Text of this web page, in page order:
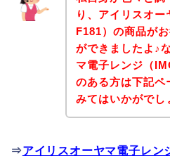
り、アイリスオ
F181）の商品が
ができましたよ♪
マ電子レンジ（
のある方は下記ペ
みてはいかがでし
⇒アイリスオーヤマ電子レン